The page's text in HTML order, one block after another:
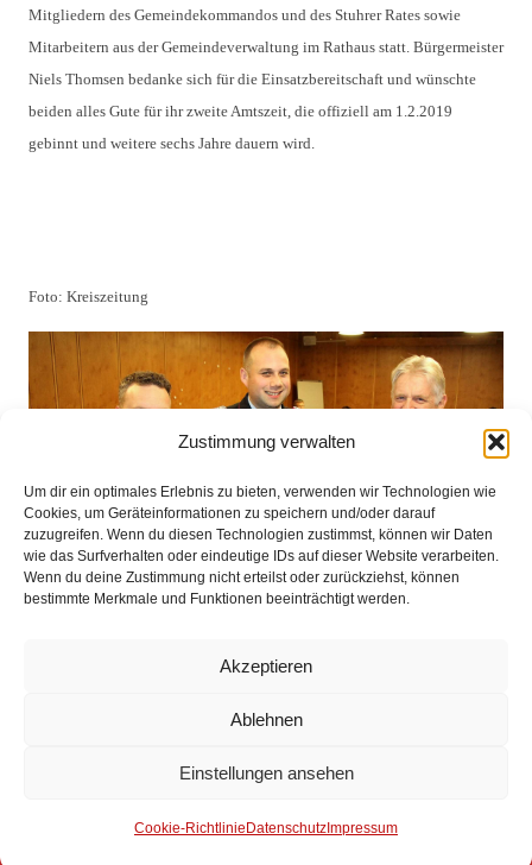
Zustimmung verwalten
Um dir ein optimales Erlebnis zu bieten, verwenden wir Technologien wie
Cookies, um Geräteinformationen zu speichern und/oder darauf
zuzugreifen. Wenn du diesen Technologien zustimmst, können wir Daten
wie das Surfverhalten oder eindeutige IDs auf dieser Website verarbeiten.
Wenn du deine Zustimmung nicht erteilst oder zurückziehst, können
bestimmte Merkmale und Funktionen beeinträchtigt werden.
Akzeptieren
Ablehnen
Einstellungen ansehen
Cookie-Richtlinie Datenschutz Impressum
Mitgliedern des Gemeindekommandos und des Stuhrer Rates sowie
Mitarbeitern aus der Gemeindeverwaltung im Rathaus statt. Bürgermeister
Niels Thomsen bedanke sich für die Einsatzbereitschaft und wünschte
beiden alles Gute für ihr zweite Amtszeit, die offiziell am 1.2.2019
gebinnt und weitere sechs Jahre dauern wird.
Foto: Kreiszeitung
Impressum